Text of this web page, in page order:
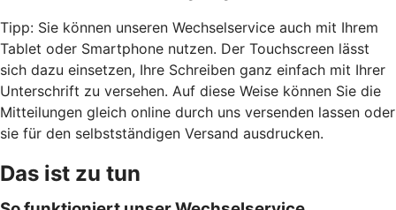
Tipp: Sie können unseren Wechselservice auch mit Ihrem
Tablet oder Smartphone nutzen. Der Touchscreen lässt
sich dazu einsetzen, Ihre Schreiben ganz einfach mit Ihrer
Unterschrift zu versehen. Auf diese Weise können Sie die
Mitteilungen gleich online durch uns versenden lassen oder
sie für den selbstständigen Versand ausdrucken.
Das ist zu tun